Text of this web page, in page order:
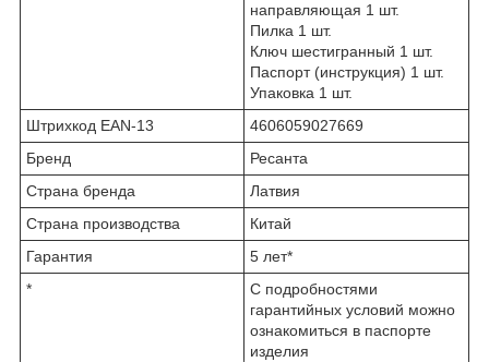
направляющая 1 шт.
Пилка 1 шт.
Ключ шестигранный 1 шт.
Паспорт (инструкция) 1 шт.
Упаковка 1 шт.
Штрихкод EAN-13
4606059027669
Бренд
Ресанта
Страна бренда
Латвия
Страна производства
Китай
Гарантия
5 лет*
*
С подробностями
гарантийных условий можно
ознакомиться в паспорте
изделия